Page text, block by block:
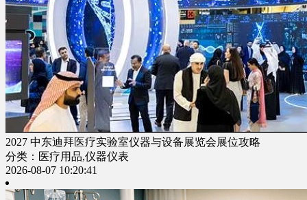
2027 中东迪拜医疗实验室仪器与设备展览会展位攻略
分类：医疗用品,仪器仪表
2026-08-07 10:20:41